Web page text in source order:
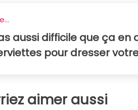
aussi difficile que ça en
pour dresser
aimer aussi